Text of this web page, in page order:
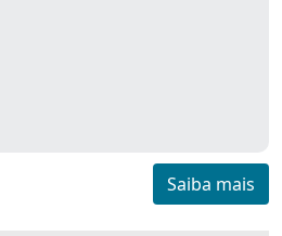
Saiba mais